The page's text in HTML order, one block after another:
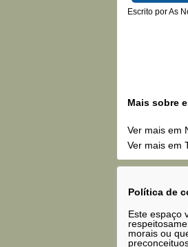
Escrito por As
Mais sobre
Ver mais em
Ver mais em
Política de
Este espaço
morais ou